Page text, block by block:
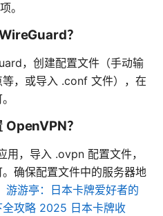
。
？
，创建配置文件（手动输
，或导入 .conf 文件），在
？
，导入 .ovpn 配置文件，
确保配置文件中的服务器地
游游亭：日本卡牌爱好者的
全攻略 2025 日本卡牌收